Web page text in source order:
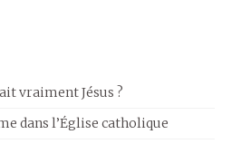
vraiment Jésus ?
dans l’Église catholique